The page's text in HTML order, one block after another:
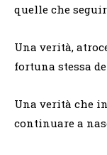
quelle che
Una verità,
fortuna stessa
Una verità che
continuare a